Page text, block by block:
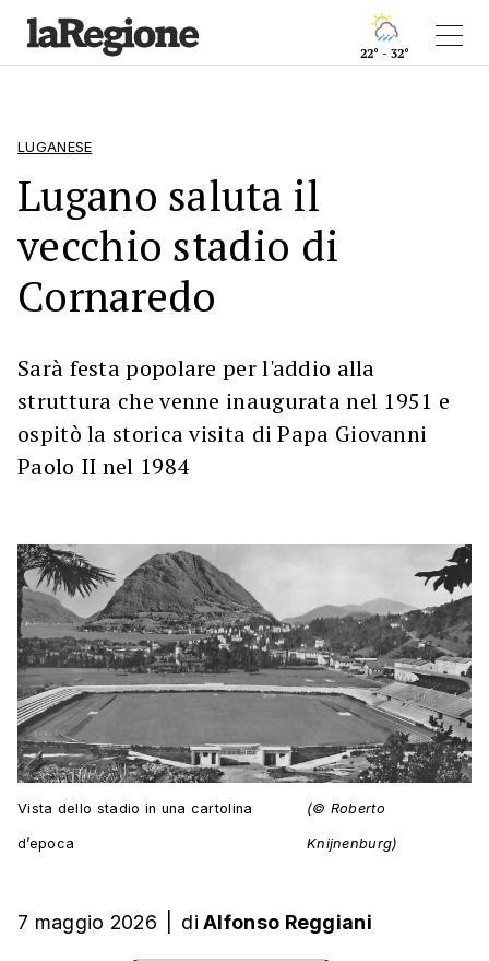
22° - 32°
LUGANESE
Lugano saluta il
vecchio stadio di
Cornaredo
Sarà festa popolare per l'addio alla
struttura che venne inaugurata nel 1951 e
ospitò la storica visita di Papa Giovanni
Paolo II nel 1984
Vista dello stadio in una cartolina
d’epoca
(© Roberto
Knijnenburg)
7 maggio 2026 di Alfonso Reggiani